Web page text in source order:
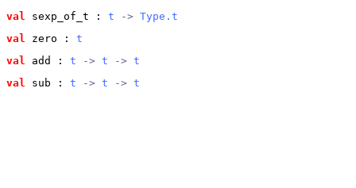
val sexp_of_t : t -> Type.t
val
zero : t
val
add : t -> t -> t
val
sub : t -> t -> t